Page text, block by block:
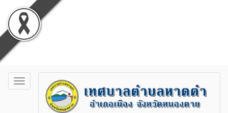
Toggle
navigation